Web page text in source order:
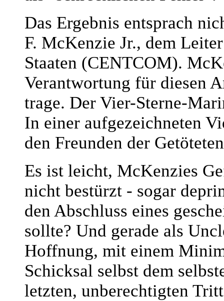
Das Ergebnis entsprach
F. McKenzie Jr., dem
Staaten (CENTCOM).
Verantwortung für diesen
trage. Der Vier-Sterne-
In einer aufgezeichneten
den Freunden der
Es ist leicht, McKenzies
nicht bestürzt - sogar
den Abschluss eines
sollte? Und gerade als
Hoffnung, mit einem
Schicksal selbst dem
letzten, unberechtigten